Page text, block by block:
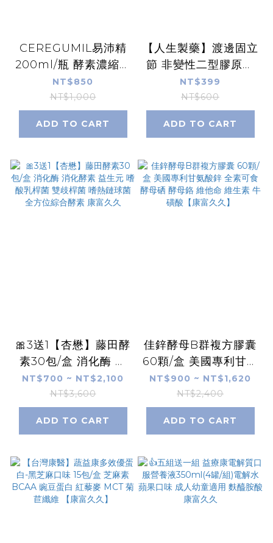
CEREGUMIL易沛精
200ml/瓶 酵素濃縮液
維生素B1 維生素B6
球蛋白 西班牙進口 康
富久久
NT$850
NT$1,000
ADD TO CART
【人生製藥】渡邊固立
節 非變性二型膠原蛋
白錠30錠/盒 UC-II 鋅
鎂鐵錳銅 維他命D3維
他命B12 【康富久久】
NT$399
NT$600
ADD TO CART
🎀3送1【杏懋】藤田酵
素30包/盒 消化酶 消
化酵素 益生元 嗜酸乳
桿菌 雙歧桿菌 嗜熱鏈
球菌 全方位綜合酵素
康富久久
NT$700 ~ NT$2,100
NT$3,600
ADD TO CART
佳鋅酵母B群複方膠囊
60顆/盒 美國專利甘氨
酸鋅 全素可食 酵母硒
酵母鉻 維他命 維生素
牛磺酸【康富久久】
NT$900 ~ NT$1,620
NT$2,400
ADD TO CART